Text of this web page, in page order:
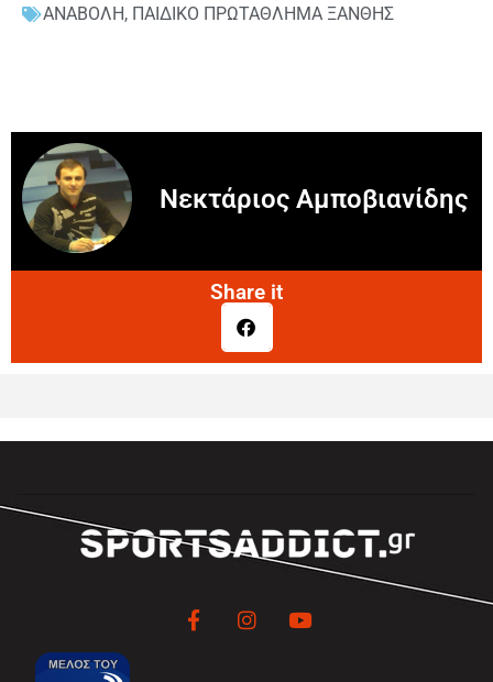
ΑΝΑΒΟΛΗ, ΠΑΙΔΙΚΟ ΠΡΩΤΑΘΛΗΜΑ ΞΑΝΘΗΣ
Νεκτάριος Αμποβιανίδης
Share it